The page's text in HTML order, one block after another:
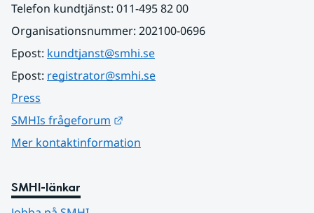
Telefon kundtjänst: 011-495 82 00
Organisationsnummer: 202100-0696
Epost: kundtjanst@smhi.se
Epost: registrator@smhi.se
Press
SMHIs frågeforum
Mer kontaktinformation
SMHI-länkar